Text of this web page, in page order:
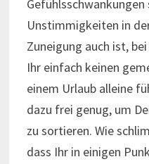
Unstimmigkeiten in
Zuneigung auch ist,
Ihr einfach keinen
einem Urlaub alleine
dazu frei genug, um
zu sortieren. Wie
dass Ihr in einigen